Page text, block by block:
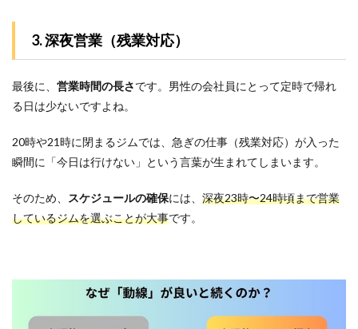
ます
か？
Q3.週
2回の
ーニ
ング
で十
しょ
か？
バウ
3. 深夜営業（残業対応）
最後に、 営業時間の長さです。男性の会社員にとって定時で帰れ
る日は少ないですよね。
20時や21時に閉まるジムでは、急ぎの仕事（残業対応）が入った
瞬間に「今日は行けない」という言葉が生まれてしまいます。
そのため、 スケジュールの確保には、 深夜23時〜24時頃まで営業
しているジムを選ぶことが大事です。